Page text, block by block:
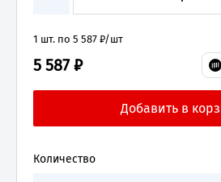
1 шт. по 5 587 ₽/шт
5 587 ₽
Количество